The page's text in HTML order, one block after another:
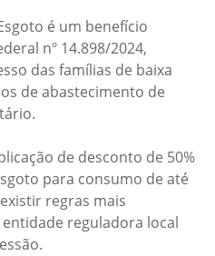
é um benefício
nº 14.898/2024,
das famílias de baixa
de abastecimento de
de desconto de 50%
para consumo de até
regras mais
reguladora local